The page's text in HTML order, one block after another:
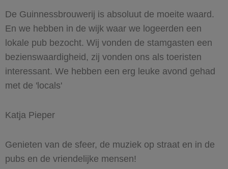
De Guinnessbrouwerij is absoluut de moeite waard.
En we hebben in de wijk waar we logeerden een
lokale pub bezocht. Wij vonden de stamgasten een
bezienswaardigheid, zij vonden ons als toeristen
interessant. We hebben een erg leuke avond gehad
met de 'locals'
Katja Pieper
Genieten van de sfeer, de muziek op straat en in de
pubs en de vriendelijke mensen!